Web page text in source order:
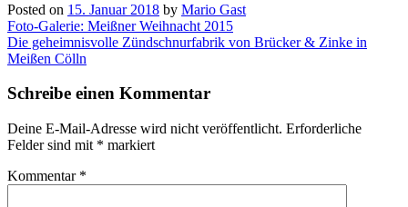
Posted on 15. Januar 2018 by Mario Gast
Beitragsnavigation
Foto-Galerie: Meißner Weihnacht 2015
Die geheimnisvolle Zündschnurfabrik von Brücker & Zinke in
Meißen Cölln
Schreibe einen Kommentar
Deine E-Mail-Adresse wird nicht veröffentlicht. Erforderliche
Felder sind mit * markiert
Kommentar *